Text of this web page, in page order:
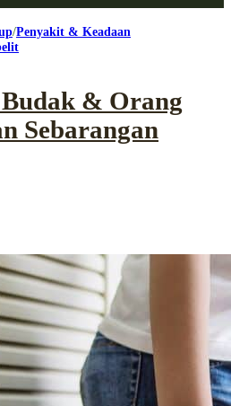
Penyakit & Keadaan
& Orang
Sebarangan